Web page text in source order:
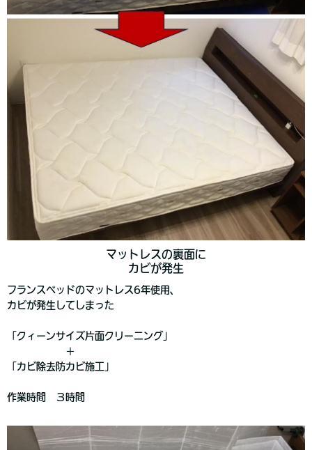
マットレスの裏面に
カビが発生
フランスベッドのマットレス6年使用、
カビが発生してしまった
「クィーンサイズ片面クリーニング」
＋
「カビ除去防カビ施工」
作業時間 ３時間